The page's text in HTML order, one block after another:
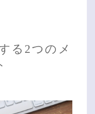
る2つのメ